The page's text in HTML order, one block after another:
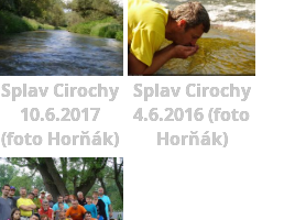
Splav Cirochy
10.6.2017
(foto Horňák)
Splav Cirochy
4.6.2016 (foto
Horňák)